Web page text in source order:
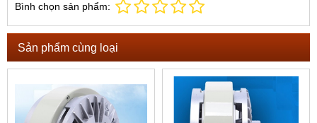
Bình chọn sản phẩm:
Sản phẩm cùng loại